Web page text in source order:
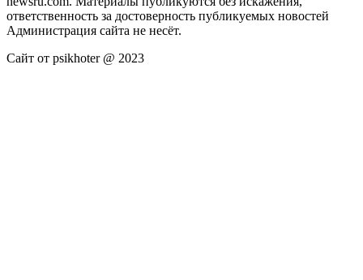
ответственность за достоверность публикуемых новостей
Администрация сайта не несёт.
Сайт от psikhoter @ 2023